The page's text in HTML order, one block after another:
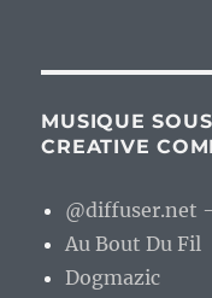
MUSIQUE
CREATIVE
@diffuser.net
Au Bout Du Fil
Dogmazic